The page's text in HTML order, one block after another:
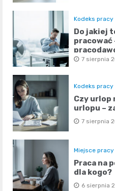
Kodeks pracy
Do jakiej
pracować
7 sierpnia
Kodeks pracy
Czy urlop
urlopu –
7 sierpnia
Miejsce pracy
Praca na
dla kogo?
6 sierpnia